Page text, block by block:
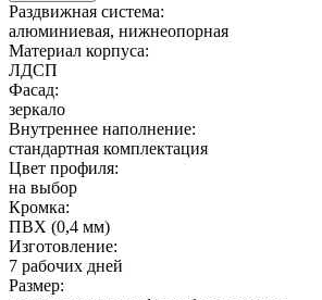
Раздвижная система:
алюминиевая, нижнеопорная
Материал корпуса:
ЛДСП
Фасад:
зеркало
Внутреннее наполнение:
стандартная комплектация
Цвет профиля:
на выбор
Кромка:
ПВХ (0,4 мм)
Изготовление:
7 рабочих дней
Размер: